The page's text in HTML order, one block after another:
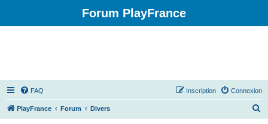
Forum PlayFrance
FAQ Connexion
Inscription
PlayFrance Forum Divers